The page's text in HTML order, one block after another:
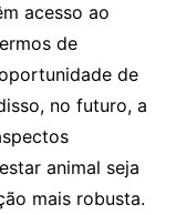
acesso ao
de
de
no futuro, a
animal seja
mais robusta.